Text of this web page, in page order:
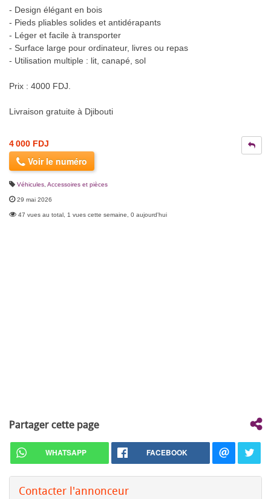
- Design élégant en bois
- Pieds pliables solides et antidérapants
- Léger et facile à transporter
- Surface large pour ordinateur, livres ou repas
- Utilisation multiple : lit, canapé, sol
Prix : 4000 FDJ.
Livraison gratuite à Djibouti
4 000 FDJ
Voir le numéro
Véhicules Accessoires et pièces
29 mai 2026
47 vues au total, 1 vues cette semaine, 0 aujourd'hui
Partager cette page
WHATSAPP FACEBOOK
Contacter l'annonceur